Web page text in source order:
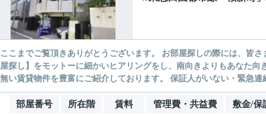
ここまでご覧頂きありがとうございます。 お部屋探しの際には、皆さまそれぞれこだわりの条件があると思いますが、当社では【あなたに１番のお部
屋探し】をモットーに細かいヒアリングをし、南向きよりもあなた向きのお部屋をご提案いたします
無い賃貸物件を豊富にご紹介しており
部屋番号 所在階 賃料 管理費・共益費 敷金/保